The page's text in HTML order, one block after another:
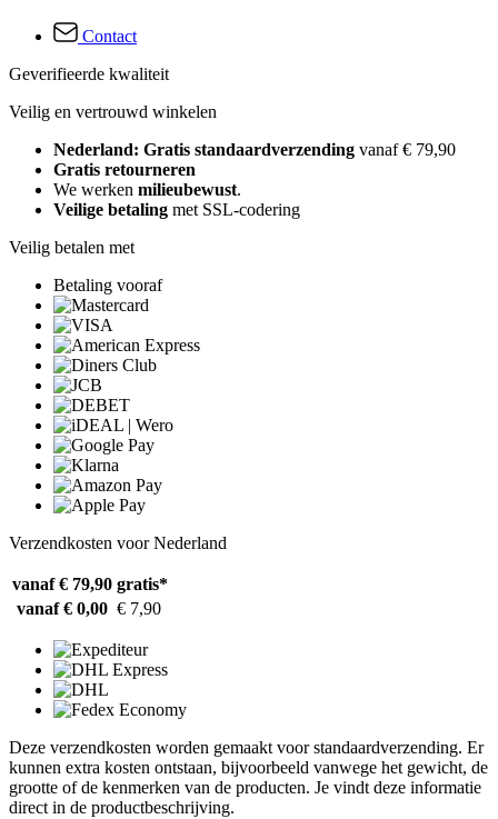
Contact
Geverifieerde kwaliteit
Veilig en vertrouwd winkelen
Nederland: Gratis standaardverzending vanaf € 79,90
Gratis retourneren
We werken milieubewust.
Veilige betaling met SSL-codering
Veilig betalen met
Betaling vooraf
Verzendkosten voor Nederland
vanaf € 79,90 gratis*
vanaf € 0,00 € 7,90
Deze verzendkosten worden gemaakt voor standaardverzending. Er
kunnen extra kosten ontstaan, bijvoorbeeld vanwege het gewicht, de
grootte of de kenmerken van de producten. Je vindt deze informatie
direct in de productbeschrijving.